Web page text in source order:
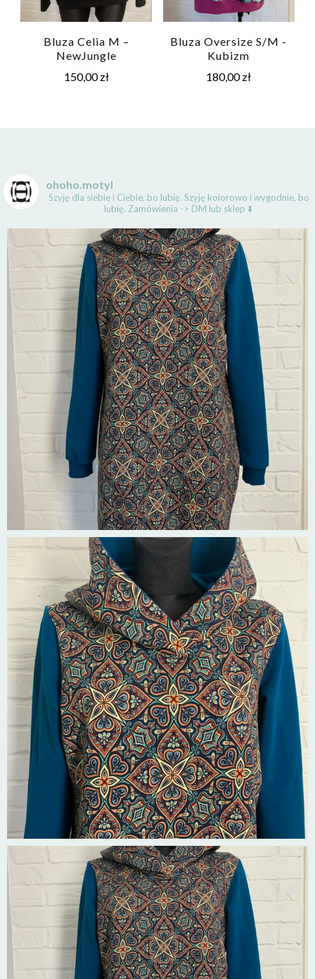
Bluza Celia M –
NewJungle
150,00zł
Bluza Oversize S/M -
Kubizm
180,00zł
ohoho.motyl
Szyję dla siebie i Ciebie, bo lubię. Szyję kolorowo i wygodnie, bo
lubię. Zamówienia -> DM lub sklep ⬇️